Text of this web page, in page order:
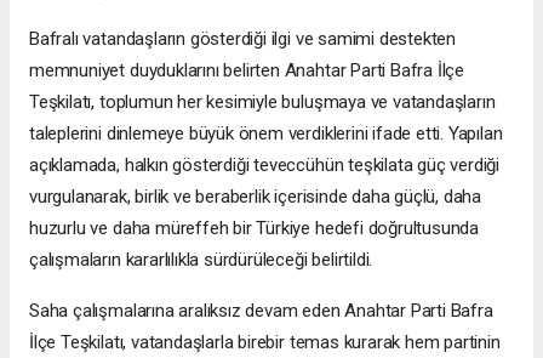
Bafralı vatandaşların gösterdiği ilgi ve samimi destekten
memnuniyet duyduklarını belirten Anahtar Parti Bafra İlçe
Teşkilatı, toplumun her kesimiyle buluşmaya ve vatandaşların
taleplerini dinlemeye büyük önem verdiklerini ifade etti. Yapılan
açıklamada, halkın gösterdiği teveccühün teşkilata güç verdiği
vurgulanarak, birlik ve beraberlik içerisinde daha güçlü, daha
huzurlu ve daha müreffeh bir Türkiye hedefi doğrultusunda
çalışmaların kararlılıkla sürdürüleceği belirtildi.
Saha çalışmalarına aralıksız devam eden Anahtar Parti Bafra
İlçe Teşkilatı, vatandaşlarla birebir temas kurarak hem partinin